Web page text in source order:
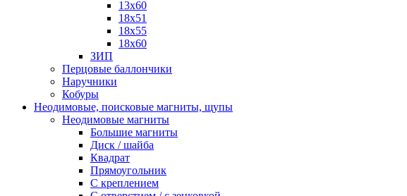
13х60
18х51
18х55
18х60
ЗИП
Перцовые баллончики
Наручники
Кобуры
Неодимовые, поисковые магниты, щупы
Неодимовые магниты
Большие магниты
Диск / шайба
Квадрат
Прямоугольник
С креплением